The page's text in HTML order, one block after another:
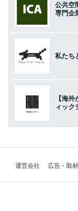
公共空
専門企
私たち
【海
ィック
運営会社 広告・取